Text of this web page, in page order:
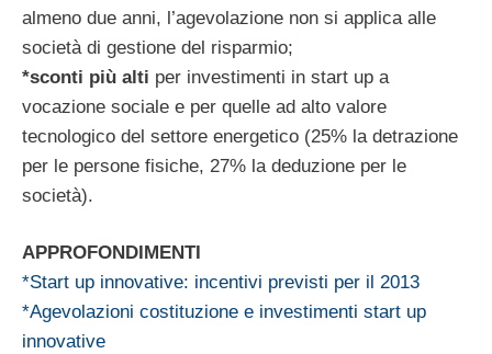
almeno due anni, l’agevolazione non si applica alle
società di gestione del risparmio;
*sconti più alti per investimenti in start up a
vocazione sociale e per quelle ad alto valore
tecnologico del settore energetico (25% la detrazione
per le persone fisiche, 27% la deduzione per le
società).
APPROFONDIMENTI
*Start up innovative: incentivi previsti per il 2013
*Agevolazioni costituzione e investimenti start up
innovative